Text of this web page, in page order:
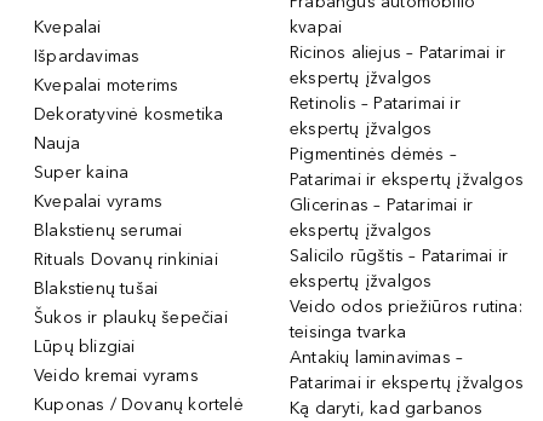
Kvepalai
Išpardavimas
Kvepalai moterims
Dekoratyvinė kosmetika
Nauja
Super kaina
Kvepalai vyrams
Blakstienų serumai
Rituals Dovanų rinkiniai
Blakstienų tušai
Šukos ir plaukų šepečiai
Lūpų blizgiai
Veido kremai vyrams
Kuponas / Dovanų kortelė
kvapai
Ricinos aliejus – Patarimai ir
ekspertų įžvalgos
Retinolis – Patarimai ir
ekspertų įžvalgos
Pigmentinės dėmės –
Patarimai ir ekspertų įžvalgos
Glicerinas – Patarimai ir
ekspertų įžvalgos
Salicilo rūgštis – Patarimai ir
ekspertų įžvalgos
Veido odos priežiūros rutina:
teisinga tvarka
Antakių laminavimas –
Patarimai ir ekspertų įžvalgos
Ką daryti, kad garbanos